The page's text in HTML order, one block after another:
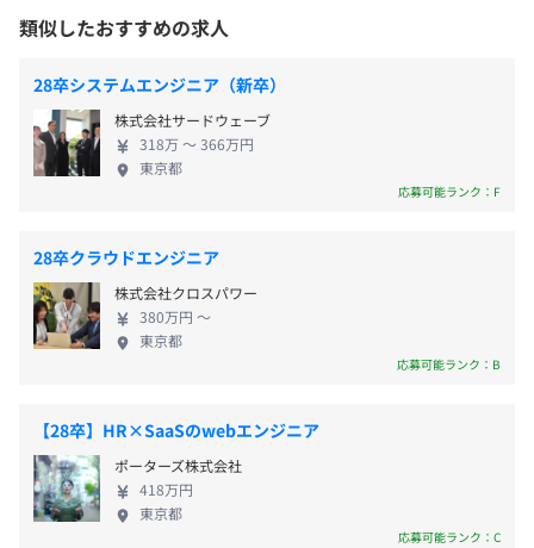
考に、本人が自律的に目標設定をおこない、業務や自己研
▼
▍評価
考課表の評価基準に準じて評価を実施。（年2回）
▼
ップを共有し、次のアクションを設定する。
▼
▍業務配置
目標スキルマップおよび目指す能力向上にあわせた職制配
▍再評価
評価およびフィードバック面談を通して、本人の認識と会
社の方向性をすり合わせ、双方が納得する形でスキルアッ
プに取り組んでいく。
都営地下鉄「岩本町」駅 A2出口より徒歩3分
〈つくば事業所〉
つくばエクスプレス 「研究学園」駅 南出口より徒歩5分
■交通安全教育
■資格取得支援
・国家資格(基本情報技術者、応用情報技術者等)
・ベンダ資格(CCNA・CCNP、オラクルマスター、LPIC、
Salesforce認定資格、AWS認定資格、アルゴリズム実技検
会社が指定している資格（182種）を取得した場合、資格
手当や報奨金などが支給されます。
■外部社員研修
社員の自由意思での受講を奨励します。
メンター制度の有無
なし
キャリアコンサルティング制度の有無及びその内容
としてきたSESや受託開発に加え、自社ソリューショ
ンをもう一つの事業の柱とすることを目指し、さま
ざまなチャレンジを加速させています。 ◆エフ・デ
ィー・シーの強みと、挑戦を支える4つの基盤◆ 自分
たちのやりたいことに全力で挑み、「働くを愉し
く」を実現できるのは、1997年の創業以来、実直に
積み重ねてきた確かな土台があるからです。 ①幅広
生産管理システムやカーエレクトロニクスの分野を
はじめ、通信機器、業務システム、公共・医療、産
業用機器、そして自社ソリューションまで、幅広い
業種のお客様に対して最適なソリューションを提供
しています。 ②開発プロセスのすべてに精通できる
ら、設計、製造、そして安心を届ける運用保守ま
で、すべての技術領域をカバーしています。 そのた
め、開発の一部だけにとどまらず、工程全体を俯瞰
してコントロールできる市場価値の高いエンジニア
へと成長できます。 ③創業から積み重ねてきた実績
類似したおすすめの求人
28卒システムエンジニア（新卒）
株式会社サードウェーブ
318万 〜 366万円
東京都
応募可能ランク：F
28卒クラウドエンジニア
株式会社クロスパワー
380万円 〜
東京都
応募可能ランク：B
【28卒】HR×SaaSのwebエンジニア
ポーターズ株式会社
418万円
東京都
応募可能ランク：C